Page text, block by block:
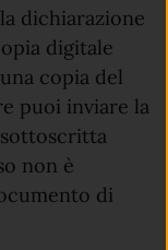
dichiarazione
digitale
copia del
puoi inviare la
non è
di